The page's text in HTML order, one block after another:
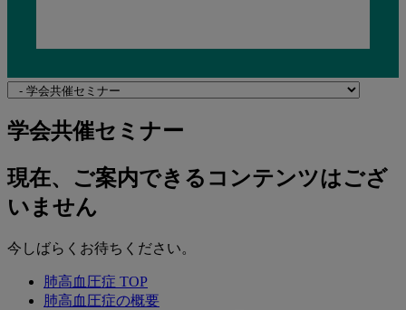
Navigate
関
連
ー
ジ
学会共催セミナー
現在、ご案内できるコンテンツはござ
いません
今しばらくお待ちください。
肺高血圧症 TOP
肺高血圧症の概要